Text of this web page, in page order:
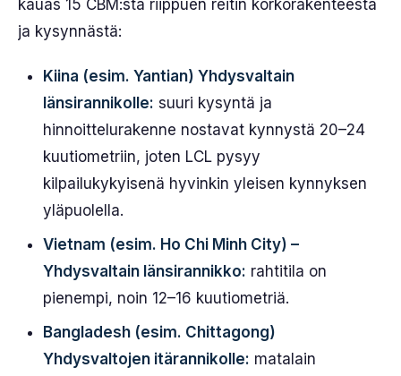
kauas 15 CBM:stä riippuen reitin korkorakenteesta
ja kysynnästä:
Kiina (esim. Yantian) Yhdysvaltain
länsirannikolle: suuri kysyntä ja
hinnoittelurakenne nostavat kynnystä 20–24
kuutiometriin, joten LCL pysyy
kilpailukykyisenä hyvinkin yleisen kynnyksen
yläpuolella.
Vietnam (esim. Ho Chi Minh City) –
Yhdysvaltain länsirannikko: rahtitila on
pienempi, noin 12–16 kuutiometriä.
Bangladesh (esim. Chittagong)
Yhdysvaltojen itärannikolle: matalain